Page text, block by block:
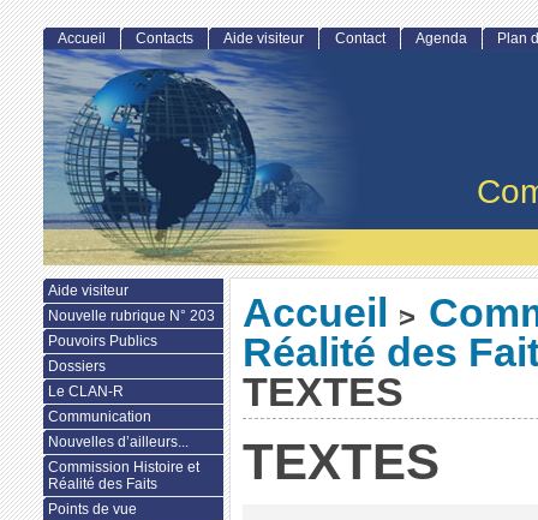
Accueil >
Réalité des
TEXTES
TEXTES
Accueil Contacts Aide visiteur Contact Agenda Plan
Aide visiteur
Nouvelle rubrique N° 203
Pouvoirs Publics
Dossiers
Le CLAN-R
Communication
Nouvelles d’ailleurs...
Commission Histoire et
Réalité des Faits
Points de vue